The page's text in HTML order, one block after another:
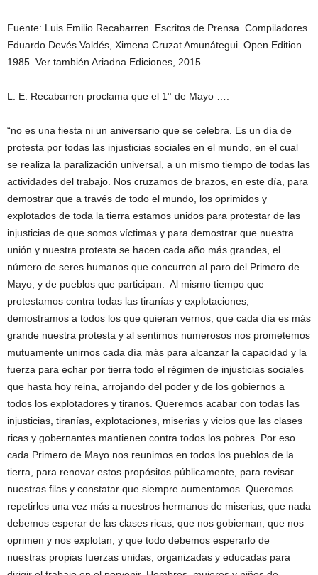
Fuente: Luis Emilio Recabarren. Escritos de Prensa. Compiladores
Eduardo Devés Valdés, Ximena Cruzat Amunátegui. Open Edition.
1985. Ver también Ariadna Ediciones, 2015.
L. E. Recabarren proclama que el 1° de Mayo ….
“no es una fiesta ni un aniversario que se celebra. Es un día de
protesta por todas las injusticias sociales en el mundo, en el cual
se realiza la paralización universal, a un mismo tiempo de todas las
actividades del trabajo. Nos cruzamos de brazos, en este día, para
demostrar que a través de todo el mundo, los oprimidos y
explotados de toda la tierra estamos unidos para protestar de las
injusticias de que somos víctimas y para demostrar que nuestra
unión y nuestra protesta se hacen cada año más grandes, el
número de seres humanos que concurren al paro del Primero de
Mayo, y de pueblos que participan. Al mismo tiempo que
protestamos contra todas las tiranías y explotaciones,
demostramos a todos los que quieran vernos, que cada día es más
grande nuestra protesta y al sentirnos numerosos nos prometemos
mutuamente unirnos cada día más para alcanzar la capacidad y la
fuerza para echar por tierra todo el régimen de injusticias sociales
que hasta hoy reina, arrojando del poder y de los gobiernos a
todos los explotadores y tiranos. Queremos acabar con todas las
injusticias, tiranías, explotaciones, miserias y vicios que las clases
ricas y gobernantes mantienen contra todos los pobres. Por eso
cada Primero de Mayo nos reunimos en todos los pueblos de la
tierra, para renovar estos propósitos públicamente, para revisar
nuestras filas y constatar que siempre aumentamos. Queremos
repetirles una vez más a nuestros hermanos de miserias, que nada
debemos esperar de las clases ricas, que nos gobiernan, que nos
oprimen y nos explotan, y que todo debemos esperarlo de
nuestras propias fuerzas unidas, organizadas y educadas para